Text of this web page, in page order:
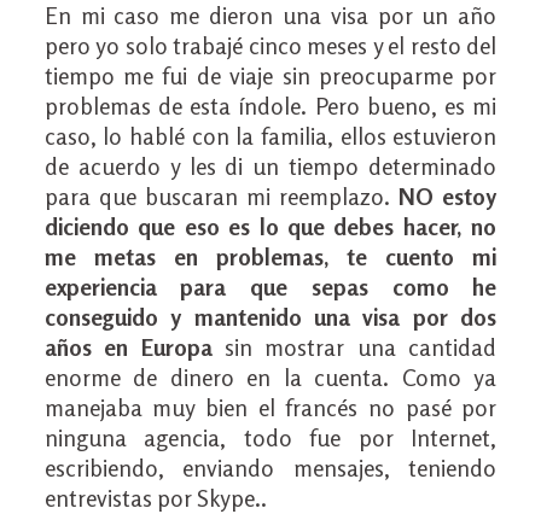
En mi caso me dieron una visa por un año
pero yo solo trabajé cinco meses y el resto del
tiempo me fui de viaje sin preocuparme por
problemas de esta índole. Pero bueno, es mi
caso, lo hablé con la familia, ellos estuvieron
de acuerdo y les di un tiempo determinado
para que buscaran mi reemplazo.NO estoy
diciendo que eso es lo que debes hacer, no
me metas en problemas, te cuento mi
experiencia para que sepas como he
conseguido y mantenido una visa por dos
años en Europasin mostrar una cantidad
enorme de dinero en la cuenta. Como ya
manejaba muy bien el francés no pasé por
ninguna agencia, todo fue por Internet,
escribiendo, enviando mensajes, teniendo
entrevistas por Skype..